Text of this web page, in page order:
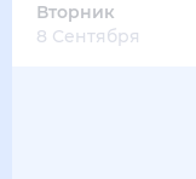
Вторник
8 Сентября